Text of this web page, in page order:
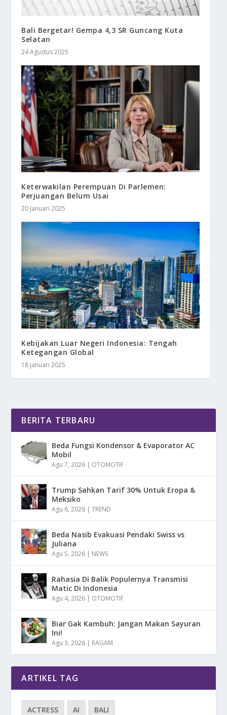
Bali Bergetar! Gempa 4,3 SR Guncang Kuta
Selatan
24 Agustus 2025
Keterwakilan Perempuan Di Parlemen:
Perjuangan Belum Usai
20 Januari 2025
Kebijakan Luar Negeri Indonesia: Tengah
Ketegangan Global
18 Januari 2025
BERITA TERBARU
Beda Fungsi Kondensor & Evaporator AC
Mobil
Agu 7, 2026 | OTOMOTIF
Trump Sahkan Tarif 30% Untuk Eropa &
Meksiko
Agu 6, 2026 |TREND
Beda Nasib Evakuasi Pendaki Swiss vs
Juliana
Agu 5, 2026 | NEWS
Rahasia Di Balik Populernya Transmisi
Matic Di Indonesia
Agu 4, 2026 | OTOMOTIF
Biar Gak Kambuh: Jangan Makan Sayuran
Ini!
Agu 3, 2026 | RAGAM
ARTIKEL TAG
ACTRESS AI BALI